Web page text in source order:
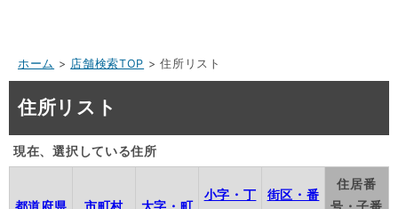
ホーム > 店舗検索TOP > 住所リスト
住所リスト
現在、選択している住所
都道府県 市町村 大字・町
小字・丁
街区・番
住居番
号・子番